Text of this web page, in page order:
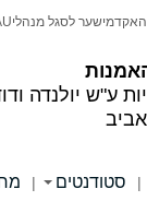
ע"ש יולנדה
שער לסגל מנהלי
| סטודנטים |